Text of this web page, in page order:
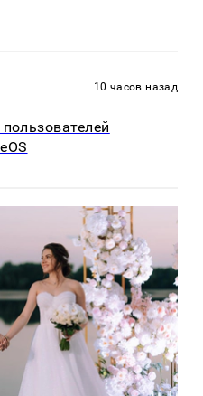
10 часов назад